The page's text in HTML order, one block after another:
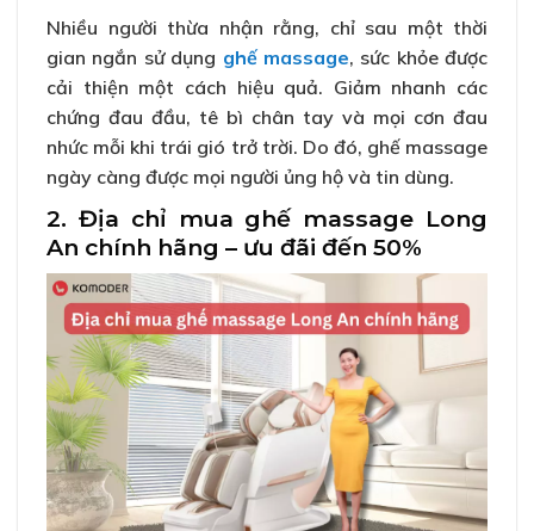
Nhiều người thừa nhận rằng, chỉ sau một thời
gian ngắn sử dụng ghế massage, sức khỏe được
cải thiện một cách hiệu quả. Giảm nhanh các
chứng đau đầu, tê bì chân tay và mọi cơn đau
nhức mỗi khi trái gió trở trời. Do đó, ghế massage
ngày càng được mọi người ủng hộ và tin dùng.
2. Địa chỉ mua ghế massage Long
An chính hãng – ưu đãi đến 50%